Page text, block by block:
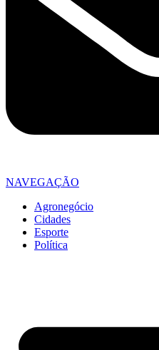
NAVEGAÇÃO
Agronegócio
Cidades
Esporte
Política